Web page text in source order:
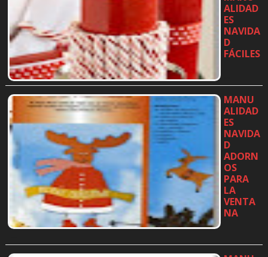
ALIDAD
ES
NAVIDA
D
FÁCILES
MANU
ALIDAD
ES
NAVIDA
D
ADORN
OS
PARA
LA
VENTA
NA